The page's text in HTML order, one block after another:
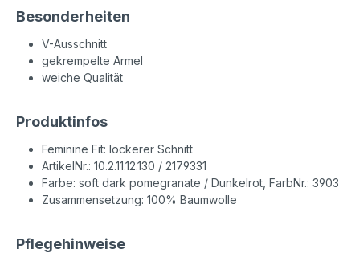
Besonderheiten
V-Ausschnitt
gekrempelte Ärmel
weiche Qualität
Produktinfos
Feminine Fit: lockerer Schnitt
ArtikelNr.: 10.2.11.12.130 / 2179331
Farbe: soft dark pomegranate / Dunkelrot, FarbNr.: 3903
Zusammensetzung: 100% Baumwolle
Pflegehinweise